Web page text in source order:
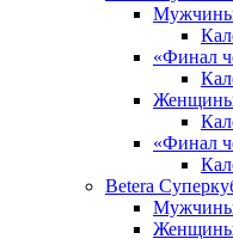
«Финал
«Финал
Betera